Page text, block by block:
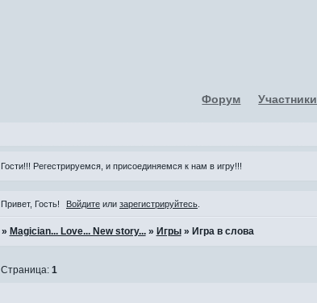
Форум Участники
Гости!!! Регестрируемся, и присоединяемся к нам в игру!!!
Привет, Гость! Войдите или зарегистрируйтесь
» Magician... Love... New story... » Игры » Игра в слова
Страница: 1